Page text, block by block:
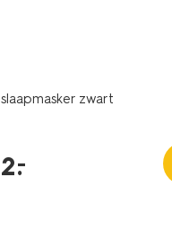
slaapmasker zwart
2.
–